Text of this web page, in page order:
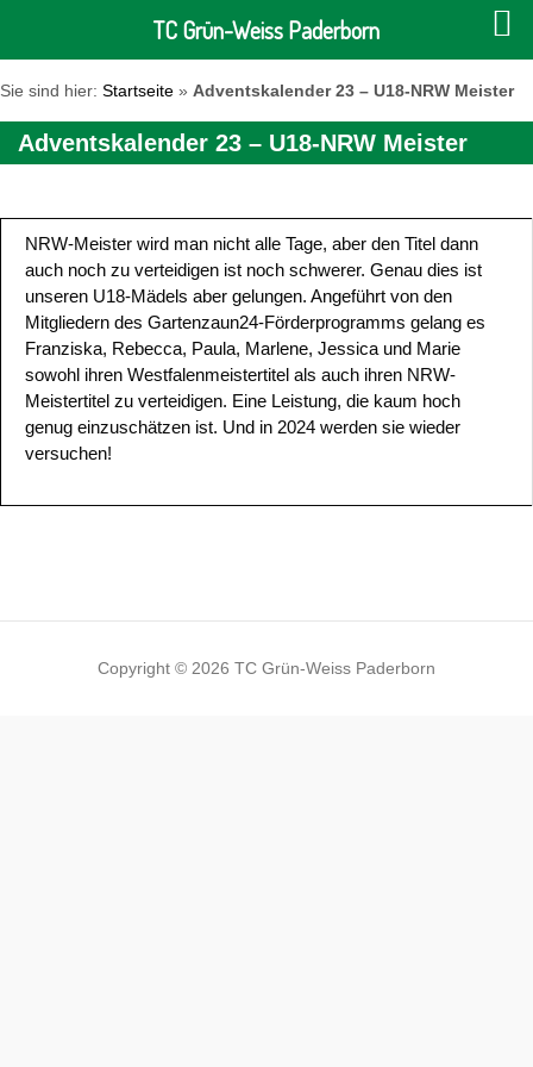
Sie sind hier: Startseite » Adventskalender 23 – U18-NRW Meister
Adventskalender 23 – U18-NRW Meister
NRW-Meister wird man nicht alle Tage, aber den Titel dann
auch noch zu verteidigen ist noch schwerer. Genau dies ist
unseren U18-Mädels aber gelungen. Angeführt von den
Mitgliedern des Gartenzaun24-Förderprogramms gelang es
Franziska, Rebecca, Paula, Marlene, Jessica und Marie
sowohl ihren Westfalenmeistertitel als auch ihren NRW-
Meistertitel zu verteidigen. Eine Leistung, die kaum hoch
genug einzuschätzen ist. Und in 2024 werden sie wieder
versuchen!
Copyright © 2026 TC Grün-Weiss Paderborn
TC Grün-Weiss Paderborn